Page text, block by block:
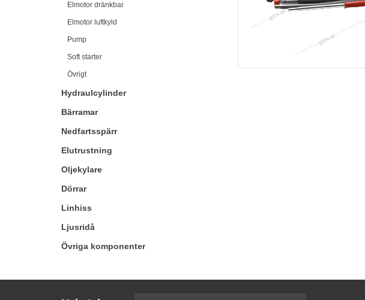
Elmotor dränkbar
Elmotor luftkyld
Pump
Soft starter
Övrigt
Hydraulcylinder
Bärramar
Nedfartsspärr
Elutrustning
Oljekylare
Dörrar
Linhiss
Ljusridå
Övriga komponenter